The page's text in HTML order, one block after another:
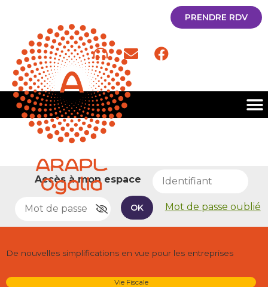
PRENDRE RDV
Accès à mon espace
OK Mot de passe oublié
De nouvelles simplifications en vue pour les entreprises
Vie Fiscale